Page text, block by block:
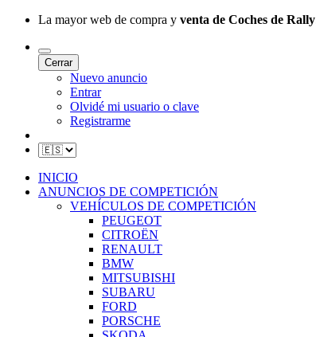
La mayor web de compra y venta de Coches de Rally
Cerrar
Nuevo anuncio
Entrar
Olvidé mi usuario o clave
Registrarme
INICIO
ANUNCIOS DE COMPETICIÓN
VEHÍCULOS DE COMPETICIÓN
PEUGEOT
CITROËN
RENAULT
BMW
MITSUBISHI
SUBARU
FORD
PORSCHE